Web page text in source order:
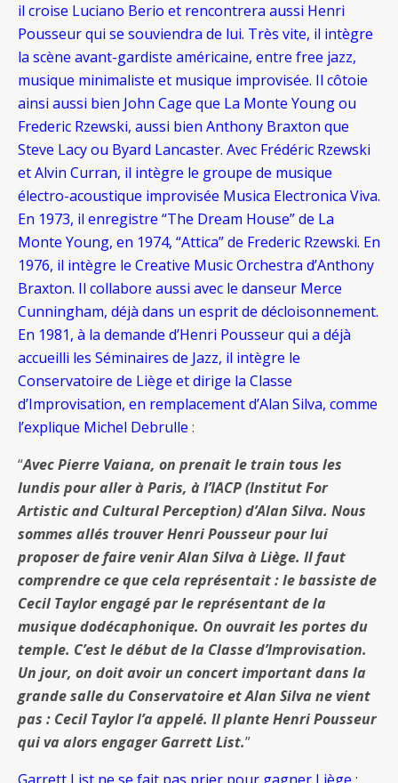
il croise Luciano Berio et rencontrera aussi Henri
Pousseur qui se souviendra de lui. Très vite, il intègre
la scène avant-gardiste américaine, entre free jazz,
musique minimaliste et musique improvisée. Il côtoie
ainsi aussi bien John Cage que La Monte Young ou
Frederic Rzewski, aussi bien Anthony Braxton que
Steve Lacy ou Byard Lancaster. Avec Frédéric Rzewski
et Alvin Curran, il intègre le groupe de musique
électro-acoustique improvisée Musica Electronica Viva.
En 1973, il enregistre “The Dream House” de La
Monte Young, en 1974, “Attica” de Frederic Rzewski. En
1976, il intègre le Creative Music Orchestra d’Anthony
Braxton. Il collabore aussi avec le danseur Merce
Cunningham, déjà dans un esprit de décloisonnement.
En 1981, à la demande d’Henri Pousseur qui a déjà
accueilli les Séminaires de Jazz, il intègre le
Conservatoire de Liège et dirige la Classe
d’Improvisation, en remplacement d’Alan Silva, comme
l’explique Michel Debrulle :
“Avec Pierre Vaiana, on prenait le train tous les
lundis pour aller à Paris, à l’IACP (Institut For
Artistic and Cultural Perception) d’Alan Silva. Nous
sommes allés trouver Henri Pousseur pour lui
proposer de faire venir Alan Silva à Liège. Il faut
comprendre ce que cela représentait : le bassiste de
Cecil Taylor engagé par le représentant de la
musique dodécaphonique. On ouvrait les portes du
temple. C’est le début de la Classe d’Improvisation.
Un jour, on doit avoir un concert important dans la
grande salle du Conservatoire et Alan Silva ne vient
pas : Cecil Taylor l’a appelé. Il plante Henri Pousseur
qui va alors engager Garrett List.”